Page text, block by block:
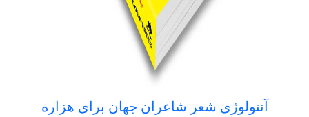
آنتولوژی شعر شاعران جهان برای هزاره